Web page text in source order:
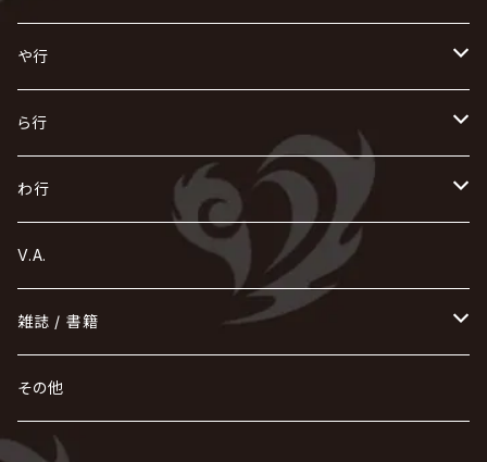
Azavana
Acid Black Cherry
色々な十字架
168 / 葵-168-
OFIAM
the GazettE
GOTCHAROCKA
KIRITO / キリト
己龍
黒夢
仮病
GOATBED
ゴールデンボンバー
XANVALA
ジグソウ
シド
超ジャシー
SPLENDID GOD GIRAFFE
SLAPSLY / CHIYU
ゼラ
零[Hz]
そ
SOPHIA
ZOMBIE / ぞんび
逹瑯
DAVID / SUI / 縁
て
D
DIAURA
と
東京花嫁
Tourbillon
NAZARE
NiEL
NICOLAS
ぬ
nurié
ね
NETH PRIERE CAIN
NEVERLAND
の
NoGoD
NOCTURNAL BLOODLUST
heidi.
H.U.G
薔薇の宮殿
ひ
HERO
美炎-BIEN-
ふ
Far East Dizain
Fatüm
へ
BabyKingdom
THE BEETHOVEN
ほ
POIDOL
HOLLOWGRAM
ま
THE MICRO HEAD 4N'S
MAO / マオ from SID
み
未完成アリス
ミスイ
む
MUCC / ムック
め
メトロノーム
MERRY / メリー
も
THE MORTAL
MORRIE
や行
や
ヤミテラ / 外道反逆者ヤミテラ
ゆ
YUKIYA / 藤田幸也
ユナイト
よ
ら行
ら
rice
Rides In ReVellion
Luv PARADE
り
Leetspeak monsters
Ricky
LEZARD
る
Ruiza
Lucy
れ
0.1gの誤算
ろ
わ行
わ
wyse
我が為
V.A.
雑誌 / 書籍
hévn
ROCK AND READ
その他